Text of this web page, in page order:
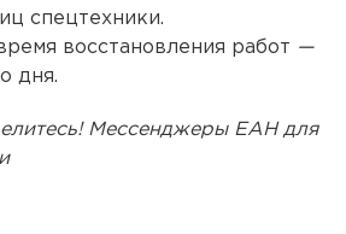
спецтехники.
восстановления работ —
дня.
Мессенджеры ЕАН для